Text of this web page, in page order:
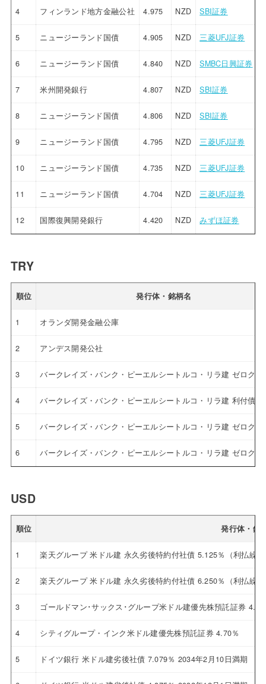
4 フィンランド地方金融公社 4.975 NZD SBI証券
5 ニュージーランド国債 4.905 NZD 三菱UFJ証券
6 ニュージーランド国債 4.840 NZD SMBC日興証券
7 米州開発銀行 4.807 NZD SBI証券
8 ニュージーランド国債 4.806 NZD SBI証券
9 ニュージーランド国債 4.795 NZD 三菱UFJ証券
10 ニュージーランド国債 4.735 NZD 三菱UFJ証券
11 ニュージーランド国債 4.704 NZD 三菱UFJ証券
12 国際復興開発銀行 4.420 NZD みずほ証券
TRY
順位 発行体・銘柄名
1 オランダ開発金融公庫
2 アンデス開発公社
3 バークレイズ・バンク・ピーエルシートルコ・リラ建 ゼロクー
4 バークレイズ・バンク・ピーエルシートルコ・リラ建 利付債
5 バークレイズ・バンク・ピーエルシートルコ・リラ建 ゼロクー
6 バークレイズ・バンク・ピーエルシートルコ・リラ建 ゼロクー
USD
順位 発行体・銘
1 楽天グループ 米ドル建 永久劣後特約付社債 5.125％（利払繰
2 楽天グループ 米ドル建 永久劣後特約付社債 6.250％（利払繰
3 ゴールドマン･サックス･グループ米ドル建優先株預託証券
4 シティグループ・インク米ドル建優先株預託証券 4.70％
5 ドイツ銀行 米ドル建劣後社債 7.079％ 2034年2月10日満期